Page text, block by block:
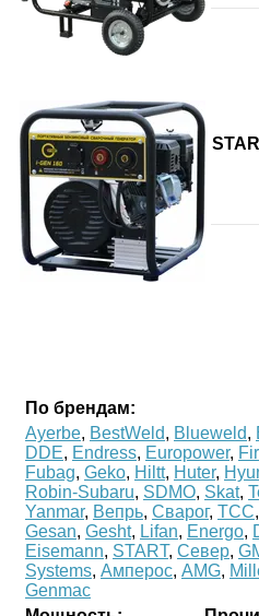
По брендам:
Ayerbe, BestWeld, Blueweld,
DDE, Endress, Europower,
Fubag, Geko, Hiltt, Huter,
Robin-Subaru, SDMO, Skat,
Yanmar, Вепрь, Сварог, ТСС,
Gesan, Gesht, Lifan, Energo,
Eisemann, START, Север,
Systems, Амперос, AMG,
Genmac